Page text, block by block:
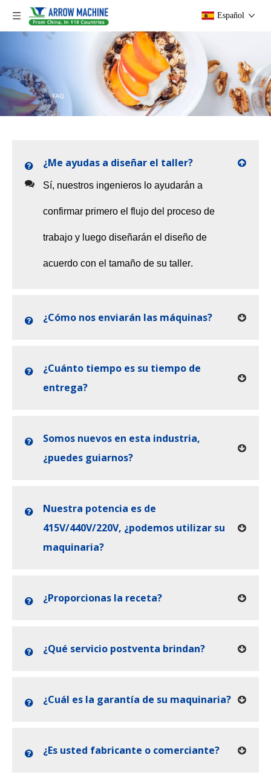
Español
¿Me ayudas a diseñar el taller?
Sí, nuestros ingenieros lo ayudarán a
confirmar primero el flujo del proceso de
trabajo y luego diseñarán el diseño de
acuerdo con el tamaño de su taller.
¿Cómo nos enviarán las máquinas?
¿Cuánto tiempo es su tiempo de
entrega?
Somos nuevos en esta industria,
¿puedes guiarnos?
Nuestra potencia es de
415V/440V/220V, ¿podemos utilizar su
maquinaria?
¿Proporcionas la receta?
¿Qué servicio postventa brindan?
¿Cuál es la garantía de su maquinaria?
¿Es usted fabricante o comerciante?